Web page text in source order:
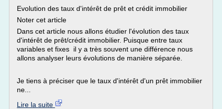
Evolution des taux d'intérêt de prêt et crédit immobilier
Noter cet article
Dans cet article nous allons étudier l'évolution des taux
d'intérêt de prêt/crédit immobilier. Puisque entre taux
variables et fixes il y a très souvent une différence nous
allons analyser leurs évolutions de manière séparée.
Je tiens à préciser que le taux d'intérêt d'un prêt immobilier
ne...
Lire la suite